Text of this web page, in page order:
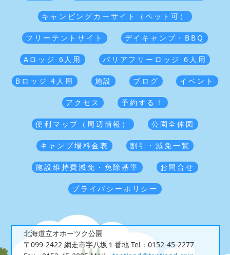
キャンピングカーサイト（ペット可）
フリーテントサイト デイキャンプ・BBQ
Aロッジ 6人用 バリアフリーロッジ 6人用
Bロッジ 4人用 施設 ブログ イベント
アクセス 予約する！
便利マップ（周辺情報） 公園全体図
キャンプ場料金表 割引・減免一覧
施設維持費減免・免除基準 お問合せ
プライバシーポリシー
北海道立オホーツク公園
〒099-2422 網走市字八坂１番地 Tel：0152-45-2277